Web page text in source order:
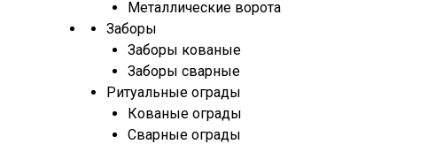
Металлические ворота
Заборы
Заборы кованые
Заборы сварные
Ритуальные ограды
Кованые ограды
Сварные ограды